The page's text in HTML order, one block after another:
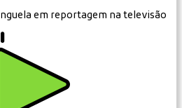
em reportagem na televisão